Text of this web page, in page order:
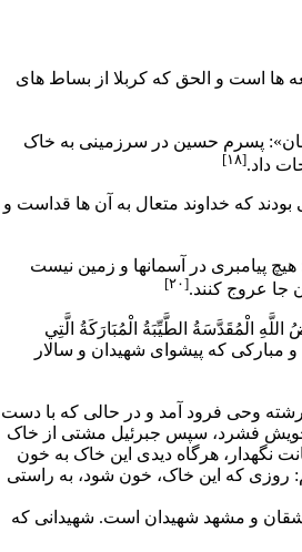
ها است و الحق که کربلا از بساط هاى
پسرم حسین در سرزمینى به خاک
داد.[۱۸]
که خداوند متعال به آن ها قداست و
پیامبرى در آسمانها و زمین نیست
جا عروج کنند.[۲۰]
الْمُقَدَّسَةُ الطَّيِّبَةُ الْمُبَارَكَةُ الَّتِي
که پیشواى شهیدان و سالار
وحی فرود آمد و در حالی که با دست
خویش فشرد، سپس جبرئیل مشتی از خاک
نگهدار، هرگاه دیدی این خاک به خون
روزی که این خاک، خون شود، به راستی
و مشهد شهیدان است. شهیدانی که